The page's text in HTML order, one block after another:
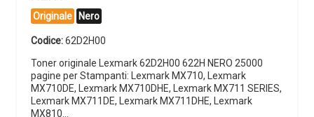
Originale Nero
Codice:62D2H00
Toner originale Lexmark 62D2H00 622H NERO 25000
pagine per Stampanti: Lexmark MX710, Lexmark
MX710DE, Lexmark MX710DHE, Lexmark MX711 SERIES,
Lexmark MX711DE, Lexmark MX711DHE, Lexmark
MX810…